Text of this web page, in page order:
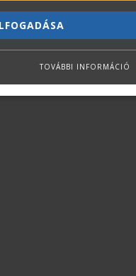
TOVÁBBI INFORMÁCIÓ